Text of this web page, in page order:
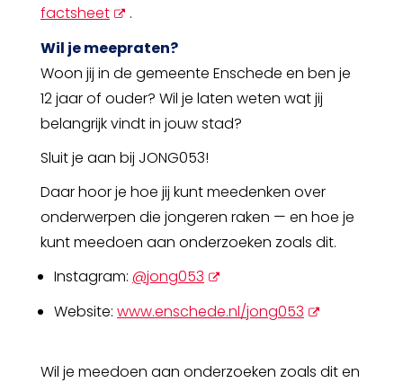
factsheetopent
scherm
.
Wil je meepraten?
Woon jij in de gemeente Enschede en ben je
12 jaar of ouder? Wil je laten weten wat jij
belangrijk vindt in jouw stad?
Sluit je aan bij JONG053!
Daar hoor je hoe jij kunt meedenken over
onderwerpen die jongeren raken — en hoe je
kunt meedoen aan onderzoeken zoals dit.
Instagram: @jong053 opent
nieuw
scherm
Website: www.enschede.nl/jong053 opent
scherm
Wil je meedoen aan onderzoeken zoals dit en